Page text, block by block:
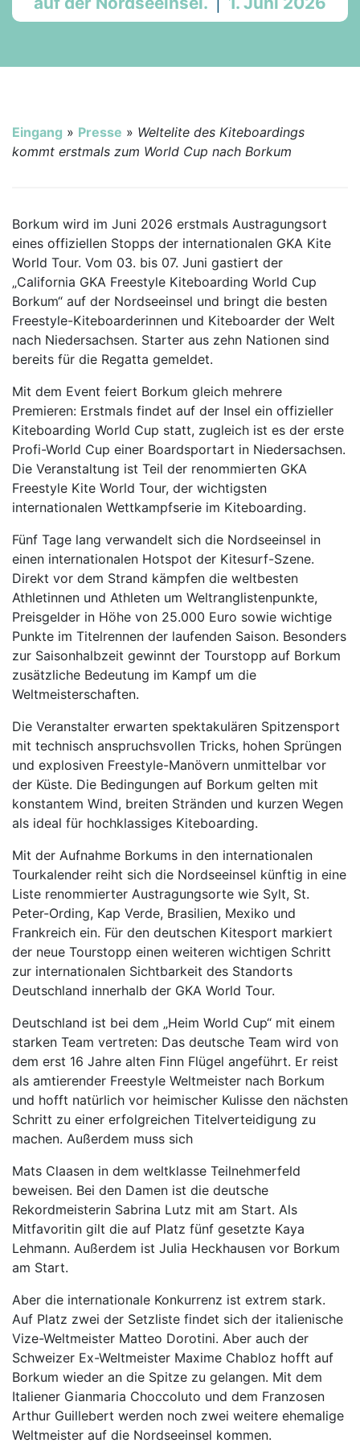
Eingang » Presse » Weltelite des Kiteboardings
kommt erstmals zum World Cup nach Borkum
Borkum wird im Juni 2026 erstmals Austragungsort
eines offiziellen Stopps der internationalen GKA Kite
World Tour. Vom 03. bis 07. Juni gastiert der
„California GKA Freestyle Kiteboarding World Cup
Borkum“ auf der Nordseeinsel und bringt die besten
Freestyle-Kiteboarderinnen und Kiteboarder der Welt
nach Niedersachsen. Starter aus zehn Nationen sind
bereits für die Regatta gemeldet.
Mit dem Event feiert Borkum gleich mehrere
Premieren: Erstmals findet auf der Insel ein offizieller
Kiteboarding World Cup statt, zugleich ist es der erste
Profi-World Cup einer Boardsportart in Niedersachsen.
Die Veranstaltung ist Teil der renommierten GKA
Freestyle Kite World Tour, der wichtigsten
internationalen Wettkampfserie im Kiteboarding.
Fünf Tage lang verwandelt sich die Nordseeinsel in
einen internationalen Hotspot der Kitesurf-Szene.
Direkt vor dem Strand kämpfen die weltbesten
Athletinnen und Athleten um Weltranglistenpunkte,
Preisgelder in Höhe von 25.000 Euro sowie wichtige
Punkte im Titelrennen der laufenden Saison. Besonders
zur Saisonhalbzeit gewinnt der Tourstopp auf Borkum
zusätzliche Bedeutung im Kampf um die
Weltmeisterschaften.
Die Veranstalter erwarten spektakulären Spitzensport
mit technisch anspruchsvollen Tricks, hohen Sprüngen
und explosiven Freestyle-Manövern unmittelbar vor
der Küste. Die Bedingungen auf Borkum gelten mit
konstantem Wind, breiten Stränden und kurzen Wegen
als ideal für hochklassiges Kiteboarding.
Mit der Aufnahme Borkums in den internationalen
Tourkalender reiht sich die Nordseeinsel künftig in eine
Liste renommierter Austragungsorte wie Sylt, St.
Peter-Ording, Kap Verde, Brasilien, Mexiko und
Frankreich ein. Für den deutschen Kitesport markiert
der neue Tourstopp einen weiteren wichtigen Schritt
zur internationalen Sichtbarkeit des Standorts
Deutschland innerhalb der GKA World Tour.
Deutschland ist bei dem „Heim World Cup“ mit einem
starken Team vertreten: Das deutsche Team wird von
dem erst 16 Jahre alten Finn Flügel angeführt. Er reist
als amtierender Freestyle Weltmeister nach Borkum
und hofft natürlich vor heimischer Kulisse den nächsten
Schritt zu einer erfolgreichen Titelverteidigung zu
machen. Außerdem muss sich
Mats Claasen in dem weltklasse Teilnehmerfeld
beweisen. Bei den Damen ist die deutsche
Rekordmeisterin Sabrina Lutz mit am Start. Als
Mitfavoritin gilt die auf Platz fünf gesetzte Kaya
Lehmann. Außerdem ist Julia Heckhausen vor Borkum
am Start.
Aber die internationale Konkurrenz ist extrem stark.
Auf Platz zwei der Setzliste findet sich der italienische
Vize-Weltmeister Matteo Dorotini. Aber auch der
Schweizer Ex-Weltmeister Maxime Chabloz hofft auf
Borkum wieder an die Spitze zu gelangen. Mit dem
Italiener Gianmaria Choccoluto und dem Franzosen
Arthur Guillebert werden noch zwei weitere ehemalige
Weltmeister auf die Nordseeinsel kommen.